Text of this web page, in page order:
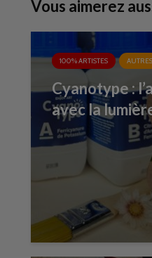
Vous aimerez
100% ARTISTES
Cyanotype :
avec la